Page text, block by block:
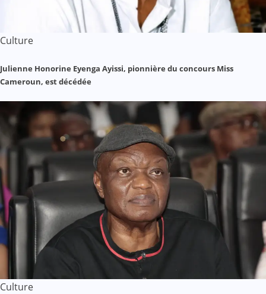
Culture
Julienne Honorine Eyenga Ayissi, pionnière du concours Miss
Cameroun, est décédée
Culture